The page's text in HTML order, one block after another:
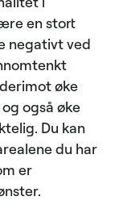
en stort
negativt ved
øke
også øke
Du kan
du har
er